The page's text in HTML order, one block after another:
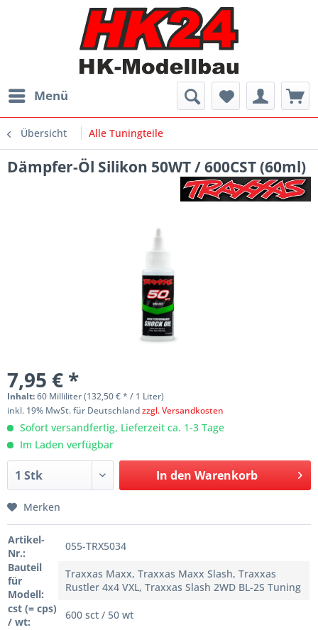
Menü
Übersicht Alle Tuningteile
Dämpfer-Öl Silikon 50WT / 600CST (60ml)
7,95 € *
Inhalt:60 Milliliter (132,50 € * / 1 Liter)
inkl. 19% MwSt. für Deutschlandzzgl. Versandkosten
Sofort versandfertig, Lieferzeit ca. 1-3 Tage
Im Laden verfügbar
In den Warenkorb
Merken
Artikel-
Nr.:
055-TRX5034
Bauteil
für
Modell:
Traxxas Maxx, Traxxas Maxx Slash, Traxxas
Rustler 4x4 VXL, Traxxas Slash 2WD BL-2S Tuning
cst (= cps)
/ wt:
600 sct / 50 wt